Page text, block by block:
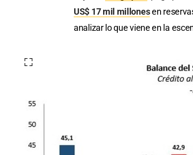
US$ 17 mil millonesen
analizar lo que viene en la